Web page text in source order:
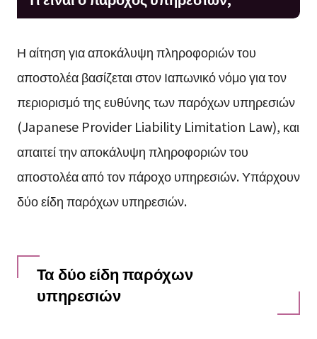
Η αίτηση για αποκάλυψη πληροφοριών του
αποστολέα βασίζεται στον Ιαπωνικό νόμο για τον
περιορισμό της ευθύνης των παρόχων υπηρεσιών
(Japanese Provider Liability Limitation Law), και
απαιτεί την αποκάλυψη πληροφοριών του
αποστολέα από τον πάροχο υπηρεσιών. Υπάρχουν
δύο είδη παρόχων υπηρεσιών.
Τα δύο είδη παρόχων
υπηρεσιών